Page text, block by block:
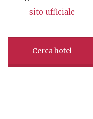
sito ufficiale
Cerca hotel